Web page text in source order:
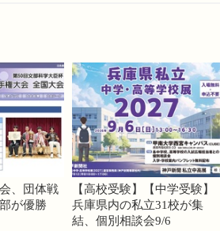
、団体戦
が優勝
【高校受験】【中学受験】
兵庫県内の私立31校が集
結、個別相談会9/6